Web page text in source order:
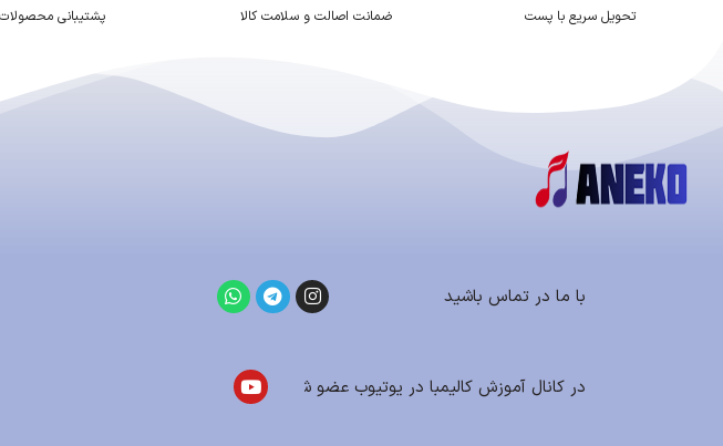
تحویل سریع با پست ضمانت اصالت و سلامت کالا پشتیبانی محصولات
با ما در تماس باشید
در کانال آموزش کالیمبا در یوتیوب عضو شوید